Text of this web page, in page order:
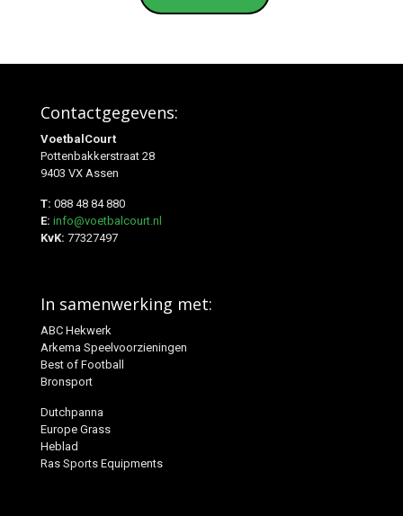
Contactgegevens:
VoetbalCourt
Pottenbakkerstraat 28
9403 VX Assen
T: 088 48 84 880
E: info@voetbalcourt.nl
KvK: 77327497
In samenwerking met:
ABC Hekwerk
Arkema Speelvoorzieningen
Best of Football
Bronsport
Dutchpanna
Europe Grass
Heblad
Ras Sports Equipments